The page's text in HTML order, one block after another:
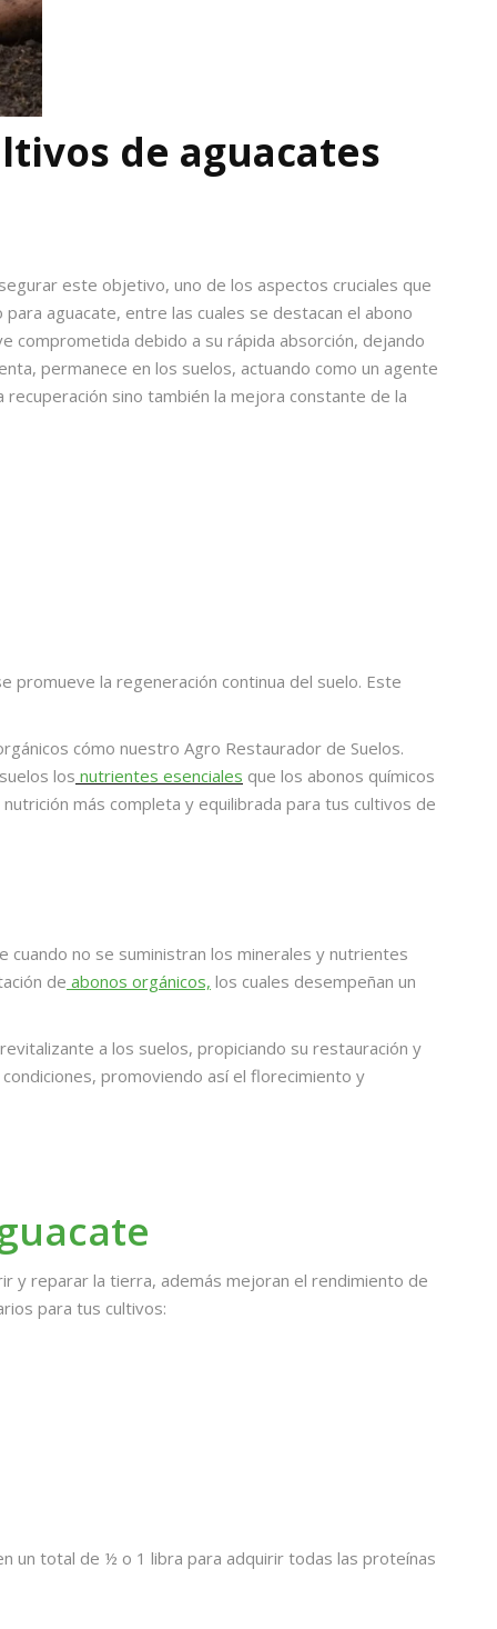
de aguacates
este objetivo, uno de los aspectos cruciales que
para aguacate, entre las cuales se destacan el abono
comprometida debido a su rápida absorción, dejando
permanece en los suelos, actuando como un agente
sino también la mejora constante de la
promueve la regeneración continua del suelo. Este
cómo nuestro Agro Restaurador de Suelos.
los nutrientes esenciales que los abonos químicos
más completa y equilibrada para tus cultivos de
no se suministran los minerales y nutrientes
de abonos orgánicos, los cuales desempeñan un
a los suelos, propiciando su restauración y
promoviendo así el florecimiento y
y reparar la tierra, además mejoran el rendimiento de
para tus cultivos:
un total de ½ o 1 libra para adquirir todas las proteínas